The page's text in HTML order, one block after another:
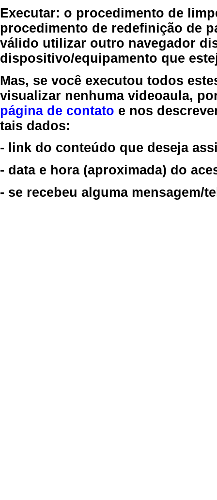
Executar: o procedimento de
procedimento de redefinição de
válido utilizar outro navegador
dispositivo/equipamento que
Mas, se você executou todos
visualizar nenhuma videoaula,
página de contato e nos
tais dados:
- link do conteúdo que deseja
- data e hora (aproximada) do
- se recebeu alguma mensagem/